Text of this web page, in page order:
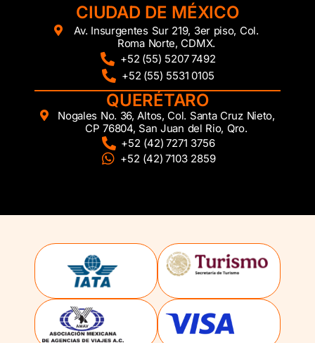
CIUDAD DE MÉXICO
Av. Insurgentes Sur 219, 3er piso, Col.
Roma Norte, CDMX.
+52 (55) 5207 7492
+52 (55) 5531 0105
QUERÉTARO
Nogales No. 36, Altos, Col. Santa Cruz Nieto,
CP 76804, San Juan del Rio, Qro.
+52 (42) 7271 3756
+52 (42) 7103 2859